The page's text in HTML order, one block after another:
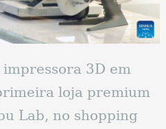
3D em
loja premium
Lab, no shopping